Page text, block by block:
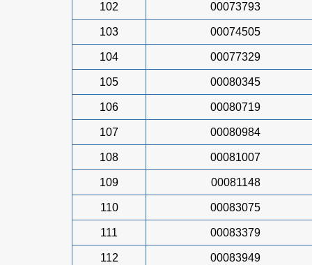
102 00073793
103 00074505
104 00077329
105 00080345
106 00080719
107 00080984
108 00081007
109 00081148
110 00083075
111 00083379
112 00083949